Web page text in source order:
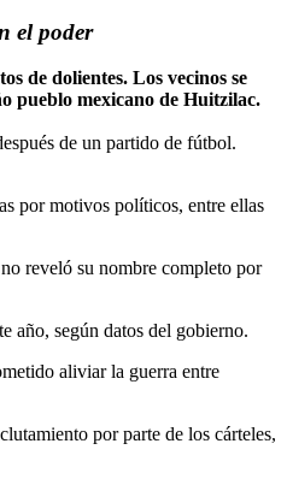
el poder
de dolientes. Los vecinos se
pueblo mexicano de Huitzilac.
de un partido de fútbol.
por motivos políticos, entre ellas
reveló su nombre completo por
año, según datos del gobierno.
aliviar la guerra entre
por parte de los cárteles,